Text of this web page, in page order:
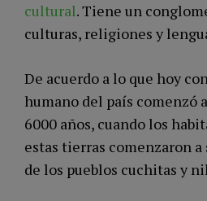
cultural. Tiene un
culturas, religiones y
De acuerdo a lo que hoy
humano del país comenzó
6000 años, cuando los
estas tierras comenzaron
de los pueblos cuchitas y